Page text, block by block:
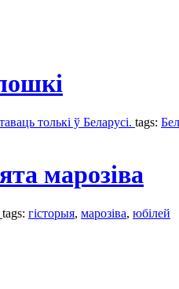
толькі ў Беларусі. tags:
марозіва
tags: гісторыя, марозіва, юбілей